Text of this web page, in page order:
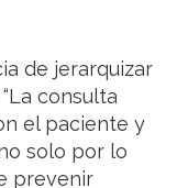
de jerarquizar
consulta
el paciente y
solo por lo
prevenir